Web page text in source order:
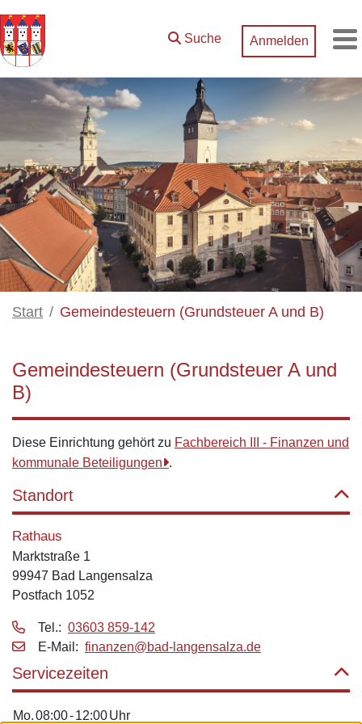
Zum Hauptinhalt springen
Suche
Anmelden
Start Gemeindesteuern (Grundsteuer A und B)
Gemeindesteuern (Grundsteuer A und
B)
Diese Einrichtung gehört zu Fachbereich III - Finanzen und
kommunale Beteiligungen .
Standort
Rathaus
Marktstraße 1
99947 Bad Langensalza
Postfach 1052
Tel.: 03603 859-142
E‑Mail: finanzen@bad-langensalza.de
Servicezeiten
Mo.08:00-12:00Uhr